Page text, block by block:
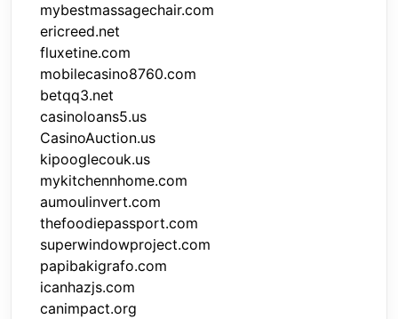
mybestmassagechair.com
ericreed.net
fluxetine.com
mobilecasino8760.com
betqq3.net
casinoloans5.us
CasinoAuction.us
kipooglecouk.us
mykitchennhome.com
aumoulinvert.com
thefoodiepassport.com
superwindowproject.com
papibakigrafo.com
icanhazjs.com
canimpact.org